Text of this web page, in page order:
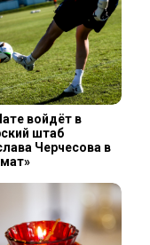
войдёт в
штаб
Черчесова в